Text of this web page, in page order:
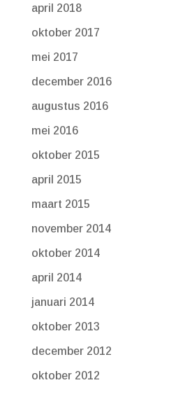
april 2018
oktober 2017
mei 2017
december 2016
augustus 2016
mei 2016
oktober 2015
april 2015
maart 2015
november 2014
oktober 2014
april 2014
januari 2014
oktober 2013
december 2012
oktober 2012